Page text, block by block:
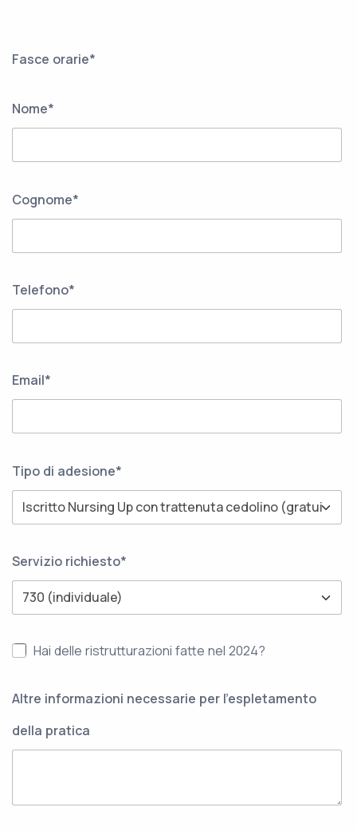
Fasce orarie*
Nome*
Cognome*
Telefono*
Email*
Tipo di adesione*
Servizio richiesto*
Hai delle ristrutturazioni fatte nel 2024?
Altre informazioni necessarie per l'espletamento
della pratica